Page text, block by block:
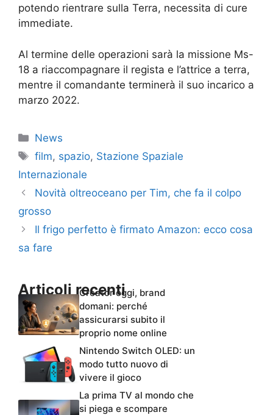
potendo rientrare sulla Terra, necessita di cure
immediate.
Al termine delle operazioni sarà la missione Ms-
18 a riaccompagnare il regista e l’attrice a terra,
mentre il comandante terminerà il suo incarico a
marzo 2022.
Categorie
News
Tag
film, spazio, Stazione Spaziale
Internazionale
Novità oltreoceano per Tim, che fa il colpo
grosso
Il frigo perfetto è firmato Amazon: ecco cosa
sa fare
Articoli recenti
Creator oggi, brand
domani: perché
assicurarsi subito il
proprio nome online
Nintendo Switch OLED: un
modo tutto nuovo di
vivere il gioco
La prima TV al mondo che
si piega e scompare